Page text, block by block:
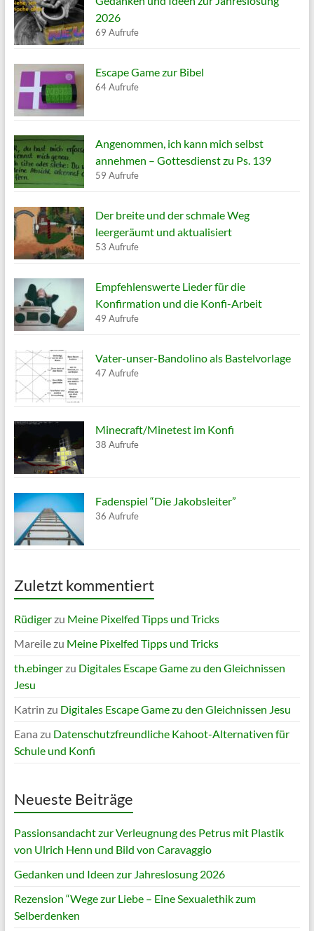
2026
69 Aufrufe
Escape Game zur Bibel
64 Aufrufe
Angenommen, ich kann mich selbst
annehmen – Gottesdienst zu Ps. 139
59 Aufrufe
Der breite und der schmale Weg
leergeräumt und aktualisiert
53 Aufrufe
Empfehlenswerte Lieder für die
Konfirmation und die Konfi-Arbeit
49 Aufrufe
Vater-unser-Bandolino als Bastelvorlage
47 Aufrufe
Minecraft/Minetest im Konfi
38 Aufrufe
Fadenspiel “Die Jakobsleiter”
36 Aufrufe
Zuletzt kommentiert
Rüdigerzu Meine Pixelfed Tipps und Tricks
Mareilezu Meine Pixelfed Tipps und Tricks
th.ebingerzu Digitales Escape Game zu den Gleichnissen
Jesu
Katrin zu Digitales Escape Game zu den Gleichnissen Jesu
Eana zu Datenschutzfreundliche Kahoot-Alternativen für
Schule und Konfi
Neueste Beiträge
Passionsandacht zur Verleugnung des Petrus mit Plastik
von Ulrich Henn und Bild von Caravaggio
Gedanken und Ideen zur Jahreslosung 2026
Rezension “Wege zur Liebe – Eine Sexualethik zum
Selberdenken